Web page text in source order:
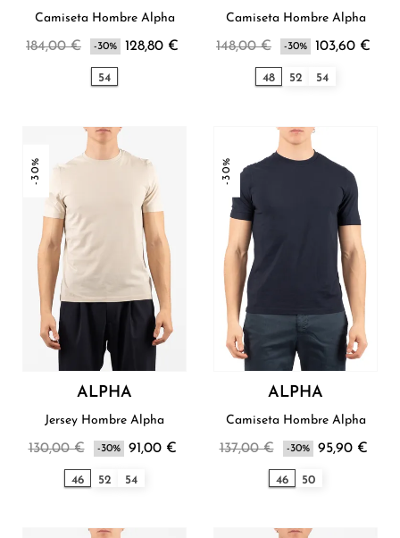
Camiseta Hombre Alpha
184,00 € -30% 128,80 €
54
Camiseta Hombre Alpha
148,00 € -30% 103,60 €
48 52 54
-30%
ALPHA
Jersey Hombre Alpha
130,00 € -30% 91,00 €
46 52 54
-30%
ALPHA
Camiseta Hombre Alpha
137,00 € -30% 95,90 €
46 50